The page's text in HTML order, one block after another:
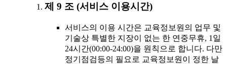
제 9 조 (서비스 이용시간)
서비스의 이용 시간은 교육정보원의 업무 및
기술상 특별한 지장이 없는 한 연중무휴, 1일
24시간(00:00-24:00)을 원칙으로 합니다. 다만
정기점검등의 필요로 교육정보원이 정한 날